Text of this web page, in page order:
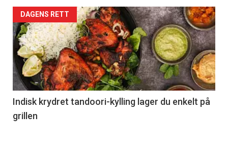
DAGENS RETT
Indisk krydret tandoori-kylling lager du enkelt på
grillen